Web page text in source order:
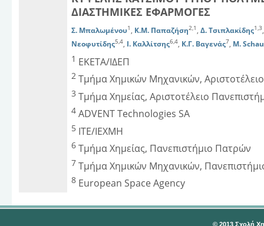
ΔΙΑΣΤΗΜΙΚΕΣ ΕΦΑΡΜΟΓΕΣ
Σ. Μπαλωμένου1 , Κ.Μ. Παπαζήση2,1 , Δ. Τσιπλακίδης1,3
Νεοφυτίδης5,4, Ι. Καλλίτσης6,4, Κ.Γ. Βαγενάς7, M.
1 ΕΚΕΤΑ/ΙΔΕΠ
2 Τμήμα Χημικών Μηχανικών,
3 Τμήμα Χημείας, Αριστοτέλειο
4 ΑDVENT Technologies SA
5 ΙΤΕ/ΙΕΧΜΗ
6 Τμήμα Χημείας, Πανεπιστήμιο Πατρών
7 Τμήμα Χημικών Μηχανικών,
8 European Space Agency
© 2013 Σχολή